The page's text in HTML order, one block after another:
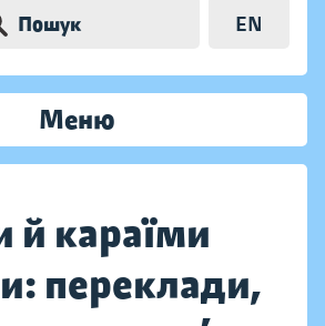
Пошук EN
Меню
й караїми
переклади,